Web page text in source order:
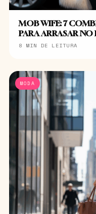
MOB WIFE: 7
PARA ARRASAR NO
8 MIN DE LEITURA
MODA